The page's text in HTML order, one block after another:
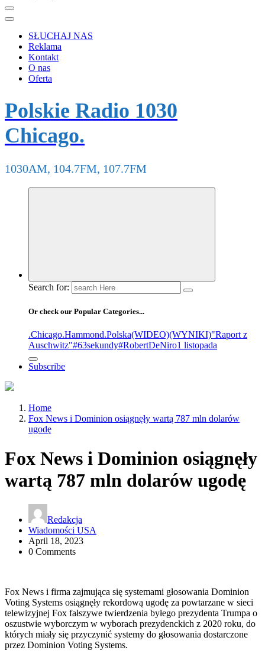
SŁUCHAJ NAS
Reklama
Kontakt
O nas
Oferta
Polskie Radio 1030
Chicago.
1030AM, 104.7FM, 107.7FM
Search for:
Or check our Popular Categories...
.Chicago.Hammond.Polska(WIDEO)(WYNIKI)"Raport z
Auschwitz"#63sekundy#RobertDeNiro1 listopada
Subscribe
Home
Fox News i Dominion osiągnęły wartą 787 mln dolarów
ugodę
Fox News i Dominion osiągnęły
wartą 787 mln dolarów ugodę
Redakcja
Wiadomości USA
April 18, 2023
0 Comments
Fox News i firma zajmująca się systemami głosowania Dominion
Voting Systems osiągnęły rekordową ugodę za powtarzane w sieci
telewizyjnej Fox fałszywe twierdzenia byłego prezydenta Trumpa o
oszustwie wyborczym w wyborach prezydenckich z 2020 roku, do
których miały się przyczynić systemy do głosowania dostarczone
przez Dominion Voting Systems.